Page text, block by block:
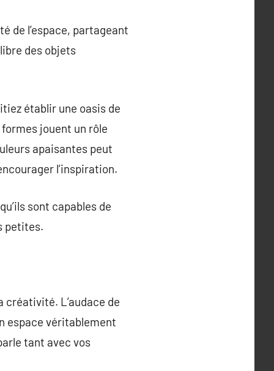
de l’espace, partageant
des objets
établir une oasis de
jouent un rôle
apaisantes peut
l’inspiration.
sont capables de
petites.
L’audace de
espace véritablement
tant avec vos